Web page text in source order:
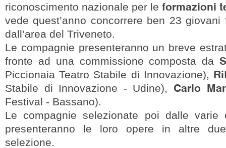
riconoscimento nazionale per le formazioni
vede quest’anno concorrere ben 23
dall’area del Triveneto.
Le compagnie presenteranno un breve
fronte ad una commissione composta da
Piccionaia Teatro Stabile di Innovazione),
Stabile di Innovazione - Udine), Carlo
Festival - Bassano).
Le compagnie selezionate poi dalle varie
presenteranno le loro opere in altre
selezione.